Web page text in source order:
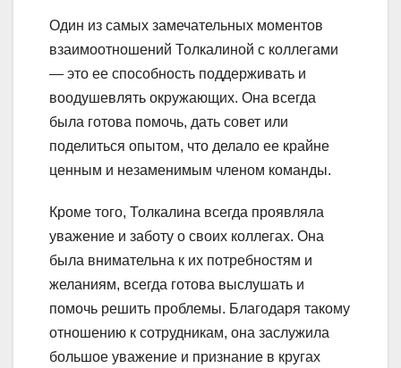
Один из самых замечательных моментов
взаимоотношений Толкалиной с коллегами
— это ее способность поддерживать и
воодушевлять окружающих. Она всегда
была готова помочь, дать совет или
поделиться опытом, что делало ее крайне
ценным и незаменимым членом команды.
Кроме того, Толкалина всегда проявляла
уважение и заботу о своих коллегах. Она
была внимательна к их потребностям и
желаниям, всегда готова выслушать и
помочь решить проблемы. Благодаря такому
отношению к сотрудникам, она заслужила
большое уважение и признание в кругах